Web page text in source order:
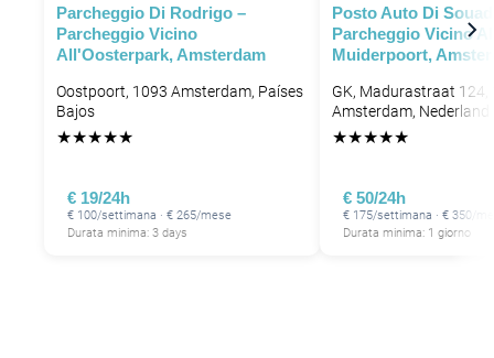
P
P
P
P
Parcheggio Di Rodrigo –
Parcheggio Vicino
All'Oosterpark, Amsterdam
Oostpoort, 1093 Amsterdam, Países
Bajos
★★★★★
€ 19/24h
€ 100/settimana · € 265/mese
Durata minima: 3 days
Posto Auto Di
Parcheggio Vicino
Muiderpoort,
GK, Madurastraat 124,
Amsterdam, Nederland
★★★★★
€ 50/24h
€ 175/settimana · € 350/
Durata minima: 1 giorno